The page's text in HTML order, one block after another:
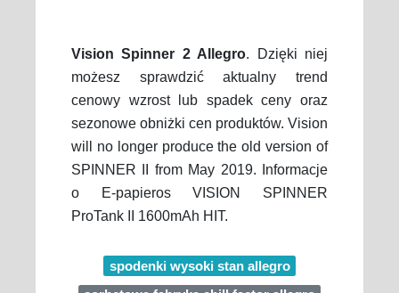
Vision Spinner 2 Allegro. Dzięki niej
możesz sprawdzić aktualny trend
cenowy wzrost lub spadek ceny oraz
sezonowe obniżki cen produktów. Vision
will no longer produce the old version of
SPINNER II from May 2019. Informacje
o E-papieros VISION SPINNER
ProTank II 1600mAh HIT.
spodenki wysoki stan allegro